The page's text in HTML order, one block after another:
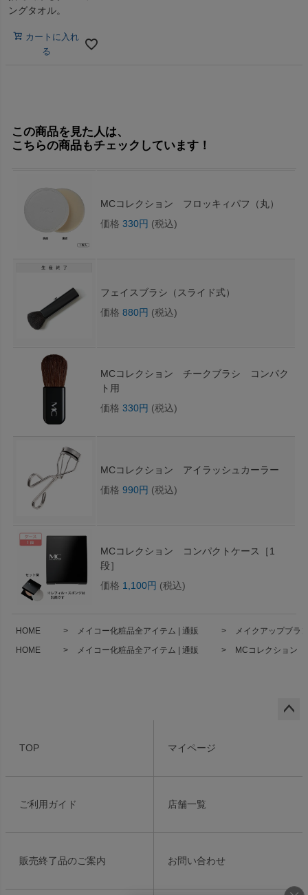
ングタオル。
カートに入れ
る
この商品を見た人は、
こちらの商品もチェックしています！
MCコレクション フロッキィパフ（丸）
価格 330円 (税込)
フェイスブラシ（スライド式）
価格 880円 (税込)
MCコレクション チークブラシ コンパク
ト用
価格 330円 (税込)
MCコレクション アイラッシュカーラー
価格 990円 (税込)
MCコレクション コンパクトケース［1
段］
価格 1,100円 (税込)
HOME メイコー化粧品全アイテム | 通販
メイクアップブラ
HOME
メイコー化粧品全アイテム | 通販 MCコレクション
TOP マイページ
ご利用ガイド 店舗一覧
販売終了品のご案内 お問い合わせ